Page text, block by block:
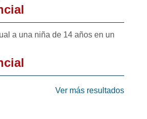
a una niña de 14 años en un
Ver más resultados